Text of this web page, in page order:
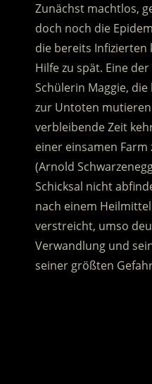
Zunächst machtlos,
doch noch die
die bereits
Hilfe zu spät. Eine
Schülerin Maggie,
zur Untoten
verbleibende Zeit
einer einsamen Farm
(Arnold
Schicksal nicht
nach einem
verstreicht, umso
Verwandlung und
seiner größten